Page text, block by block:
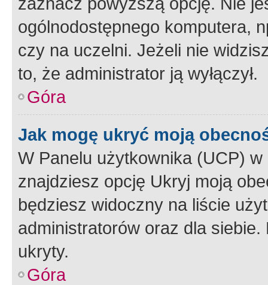
ogólnodostępnego komputera,
czy na uczelni. Jeżeli nie
to, że administrator ją wyłączył.
Góra
Jak mogę ukryć moją
W Panelu użytkownika (UCP) w
znajdziesz opcję Ukryj moją
będziesz widoczny na liście
administratorów oraz dla
ukryty.
Góra